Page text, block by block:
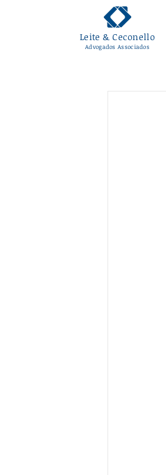
Leite & Ceconello
Advogados Associados